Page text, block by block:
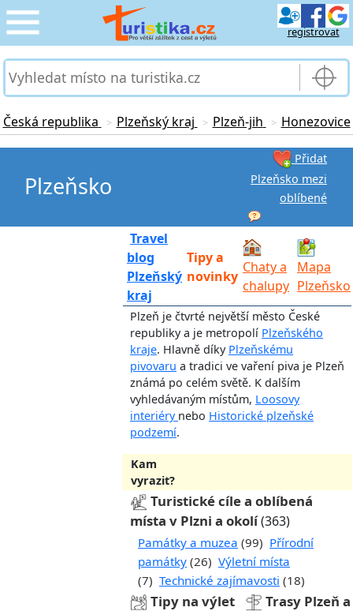
registrovat
CESTOVÁNÍ
SLUŽBY & DOPRAVA
PRO TURISTY
MOJE TURISTIKA
Česká republika > Plzeňský kraj > Plzeň-jih > Honezovice
Plzeňsko
Přidat
Plzeňsko mezi
oblíbené
Travel
blog
Plzeňský
kraj
Tipy a
novinky
Chaty a
chalupy
Mapa
Plzeňsko
Plzeň je čtvrté největší město České
republiky a je metropolí Plzeňského
kraje. Hlavně díky Plzeňskému
pivovaru a tradici ve vaření piva je Plzeň
známá po celém světě. K dalším
vyhledávaným místům, Loosovy
interiéry nebo Historické plzeňské
podzemí.
Kam
vyrazit?
Turistické cíle a oblíbená
místa v Plzni a okolí(363)
Památky a muzea (99) Přírodní
památky (26) Výletní místa
(7) Technické zajímavosti (18)
Tipy na výlet
Trasy Plzeň a